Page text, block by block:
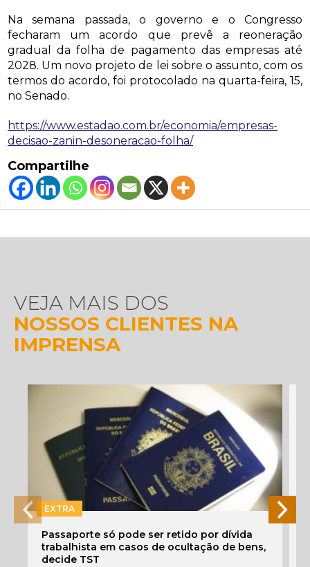
Na semana passada, o governo e o Congresso
fecharam um acordo que prevê a reoneração
gradual da folha de pagamento das empresas até
2028. Um novo projeto de lei sobre o assunto, com os
termos do acordo, foi protocolado na quarta-feira, 15,
no Senado.
https://www.estadao.com.br/economia/empresas-
decisao-zanin-desoneracao-folha/
Compartilhe
VEJA MAIS DOS
NOSSOS CLIENTES NA
IMPRENSA
EXTRA
Passaporte só pode ser retido por dívida
trabalhista em casos de ocultação de bens,
decide TST